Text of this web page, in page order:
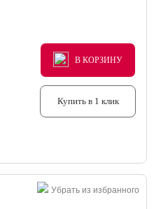
В КОРЗИНУ
В КОРЗИНУ
В КОРЗИНУ
Купить в 1 клик
Убрать из избранного